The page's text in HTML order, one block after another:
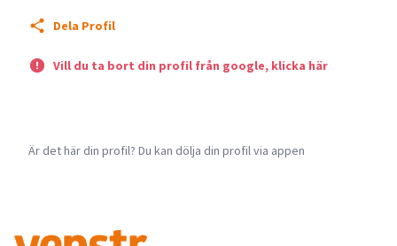
Dela Profil
Vill du ta bort din profil från google, klicka här
Är det här din profil? Du kan dölja din profil via appen